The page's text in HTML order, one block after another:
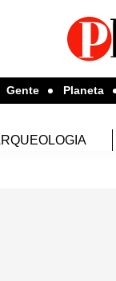
Gente Planeta